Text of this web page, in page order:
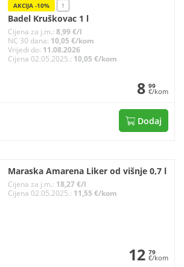
AKCIJA -10% !
Badel Kruškovac 1 l
Cijena za j.m.: 8,99 €/l
NC 30 dana: 10,05 €/kom
Vrijedi do: 11.08.2026
Cijena 02.05.2025.: 10,05 €/kom
8 99
€/kom
Dodaj
Maraska Amarena Liker od višnje 0,7 l
Cijena za j.m.: 18,27 €/l
Cijena 02.05.2025.: 11,55 €/kom
12 79
€/kom